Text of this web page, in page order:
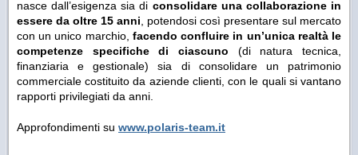
nasce dall’esigenza sia di consolidare una collaborazione in
essere da oltre 15 anni, potendosi così presentare sul mercato
con un unico marchio, facendo confluire in un’unica realtà le
competenze specifiche di ciascuno (di natura tecnica,
finanziaria e gestionale) sia di consolidare un patrimonio
commerciale costituito da aziende clienti, con le quali si vantano
rapporti privilegiati da anni.
Approfondimenti su www.polaris-team.it